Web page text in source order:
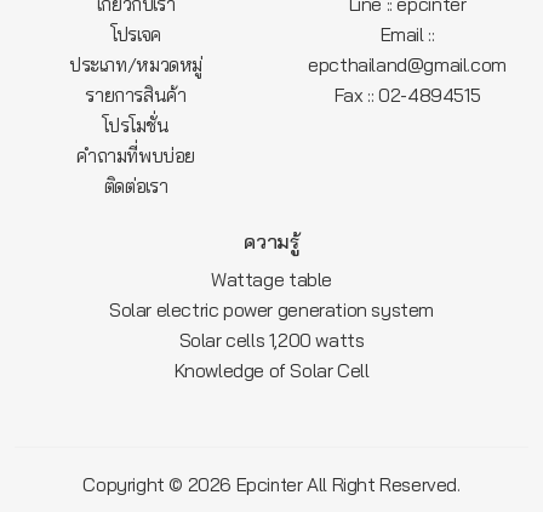
โปรเจค
ประเภท/หมวดหมู่
รายการสินค้า
โปรโมชั่น
คำถามที่พบบ่อย
ติดต่อเรา
Email ::
epcthailand@gmail.com
Fax :: 02-4894515
ความรู้
Wattage table
Solar electric power generation system
Solar cells 1,200 watts
Knowledge of Solar Cell
Copyright © 2026 EpcinterAll Right Reserved.